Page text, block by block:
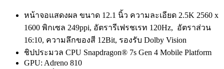
หน้าจอแสดงผล ขนาด 12.1 นิ้ว ความละเอียด 2.5K 2560 x
1600 พิกเซล 249ppi, อัตรารีเฟรชเรท 120Hz, อัตราส่วน
16:10, ความลึกของสี 12Bit, รองรับ Dolby Vision
ชิปประมวล CPU Snapdragon® 7s Gen 4 Mobile Platform
GPU: Adreno 810